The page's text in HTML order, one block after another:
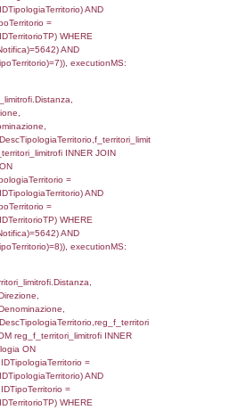
=
AND
f_territori_limitrofi.Distanza,
FROM
ON
=
AND